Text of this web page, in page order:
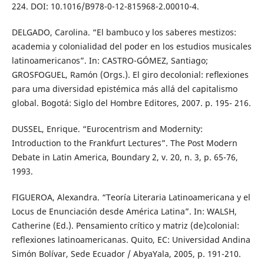
224. DOI: 10.1016/B978-0-12-815968-2.00010-4.
DELGADO, Carolina. “El bambuco y los saberes mestizos:
academia y colonialidad del poder en los estudios musicales
latinoamericanos”. In: CASTRO-GÓMEZ, Santiago;
GROSFOGUEL, Ramón (Orgs.). El giro decolonial: reﬂexiones
para uma diversidad epistémica más allá del capitalismo
global. Bogotá: Siglo del Hombre Editores, 2007. p. 195- 216.
DUSSEL, Enrique. “Eurocentrism and Modernity:
Introduction to the Frankfurt Lectures”. The Post Modern
Debate in Latin America, Boundary 2, v. 20, n. 3, p. 65-76,
1993.
FIGUEROA, Alexandra. “Teoría Literaria Latinoamericana y el
Locus de Enunciación desde América Latina”. In: WALSH,
Catherine (Ed.). Pensamiento crítico y matriz (de)colonial:
reflexiones latinoamericanas. Quito, EC: Universidad Andina
Simón Bolívar, Sede Ecuador / AbyaYala, 2005, p. 191-210.